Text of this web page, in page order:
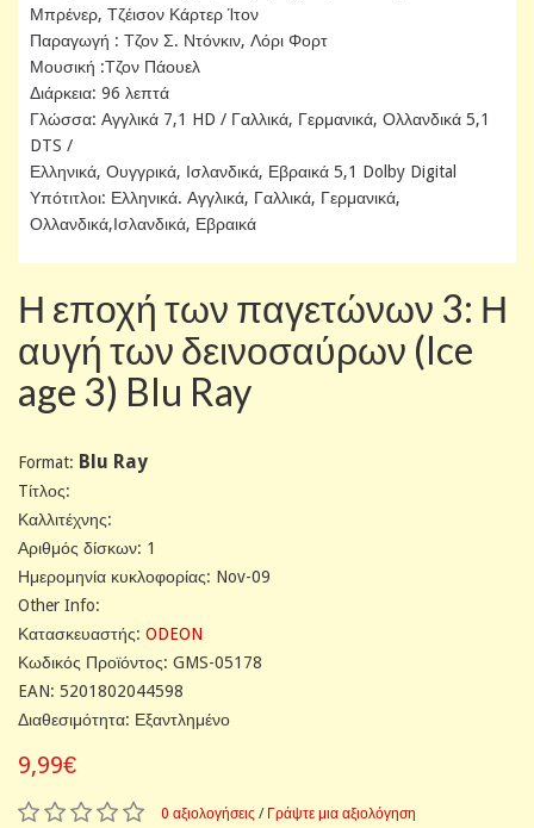
Μπρένερ, Τζέισον Κάρτερ Ίτον
Παραγωγή : Τζον Σ. Ντόνκιν, Λόρι Φορτ
Μουσική :Τζον Πάουελ
Διάρκεια: 96 λεπτά
Γλώσσα: Αγγλικά 7,1 HD / Γαλλικά, Γερμανικά, Ολλανδικά 5,1
DTS /
Ελληνικά, Ουγγρικά, Ισλανδικά, Εβραικά 5,1 Dolby Digital
Υπότιτλοι: Ελληνικά. Αγγλικά, Γαλλικά, Γερμανικά,
Ολλανδικά,Ισλανδικά, Εβραικά
Η εποχή των παγετώνων 3: Η
αυγή των δεινοσαύρων (Ice
age 3) Blu Ray
Format: Blu Ray
Tίτλος:
Καλλιτέχνης:
Αριθμός δίσκων: 1
Ημερομηνία κυκλοφορίας: Nov-09
Other Info:
Κατασκευαστής: ODEON
Κωδικός Προϊόντος: GMS-05178
EAN: 5201802044598
Διαθεσιμότητα: Εξαντλημένο
9,99€
0 αξιολογήσεις / Γράψτε μια αξιολόγηση